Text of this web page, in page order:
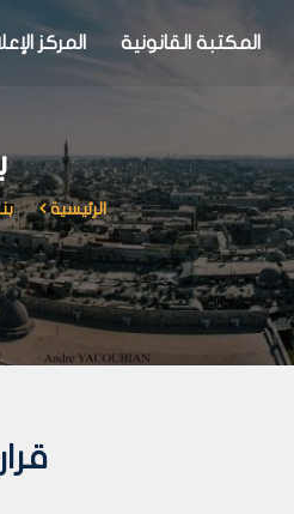
المكتبة القانونية المركز
الرئيسية